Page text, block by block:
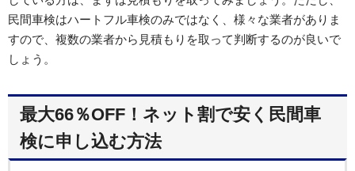
民間車検はハートフル車検のみではなく、様々な業者がありま
すので、複数の業者から見積もりを取って判断するのが良いで
しょう。
最大66％OFF！ネット割で安く民間車
検に申し込む方法